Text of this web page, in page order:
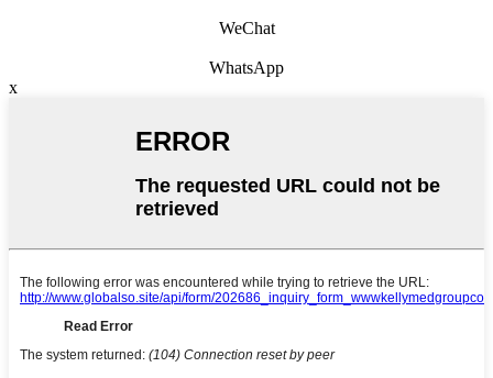
WeChat
WhatsApp
x